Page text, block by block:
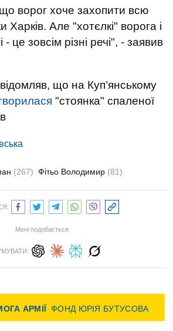
ворог хоче захопити всю
Харків. Але "хотєлкі" ворога і
це зовсім різні речі", - заявив
що на Куп’янському
"стоянка" спаленої
(267) Фітьо Володимир (81)
Мені подобається